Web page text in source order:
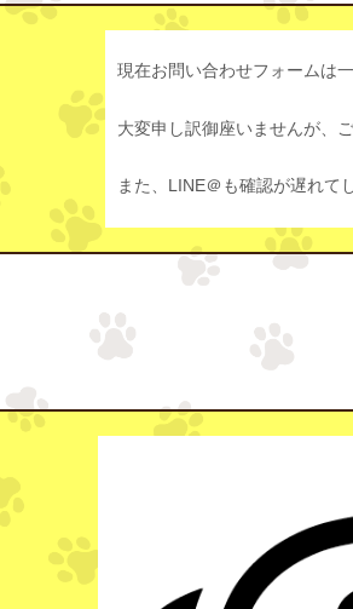
現在お問い合わせフォームは
大変申し訳御座いませんが、
また、LINE＠も確認が遅れて